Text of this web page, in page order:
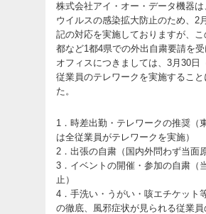
株式会社アイ・オー・データ機器
ウイルスの感染拡大防止のため、2
記の対応を実施しておりますが、
都など1都4県での外出自粛要請を
オフィスにつきましては、3月30日
従業員のテレワークを実施すること
た。
1．時差出勤・テレワークの推奨（
は全従業員がテレワークを実施）
2．出張の自粛（国内外問わず当面
3．イベントの開催・参加の自粛（
止）
4．手洗い・うがい・咳エチケット
の徹底、風邪症状が見られる従業